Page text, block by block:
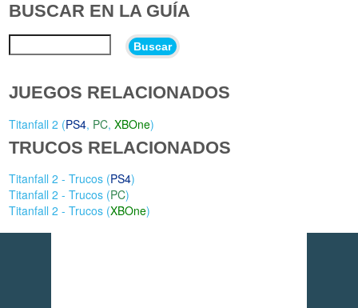
BUSCAR EN LA GUÍA
Buscar
JUEGOS RELACIONADOS
Titanfall 2 (PS4, PC,XBOne)
TRUCOS RELACIONADOS
Titanfall 2 - Trucos (PS4)
Titanfall 2 - Trucos (PC)
Titanfall 2 - Trucos (XBOne)